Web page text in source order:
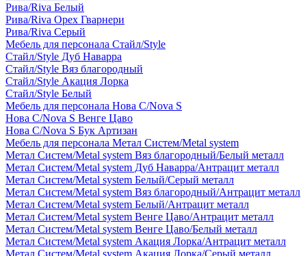
Рива/Riva Белый
Рива/Riva Орех Гварнери
Рива/Riva Серый
Мебель для персонала Стайл/Style
Стайл/Style Дуб Наварра
Стайл/Style Вяз благородный
Стайл/Style Акация Лорка
Стайл/Style Белый
Мебель для персонала Нова С/Nova S
Нова С/Nova S Венге Цаво
Нова С/Nova S Бук Артизан
Мебель для персонала Метал Систем/Metal system
Метал Систем/Metal system Вяз благородный/Белый металл
Метал Систем/Metal system Дуб Наварра/Антрацит металл
Метал Систем/Metal system Белый/Серый металл
Метал Систем/Metal system Вяз благородный/Антрацит металл
Метал Систем/Metal system Белый/Антрацит металл
Метал Систем/Metal system Венге Цаво/Антрацит металл
Метал Систем/Metal system Венге Цаво/Белый металл
Метал Систем/Metal system Акация Лорка/Антрацит металл
Метал Систем/Metal system Акация Лорка/Серый металл